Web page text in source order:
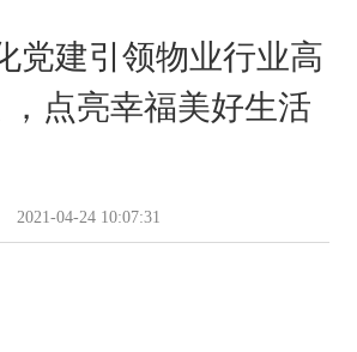
党建引领物业行业高
，点亮幸福美好生活
2021-04-24 10:07:31